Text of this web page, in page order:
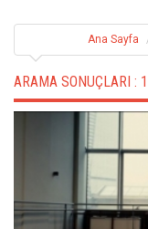
Ana Sayfa
ARAMA SONUÇLARI :